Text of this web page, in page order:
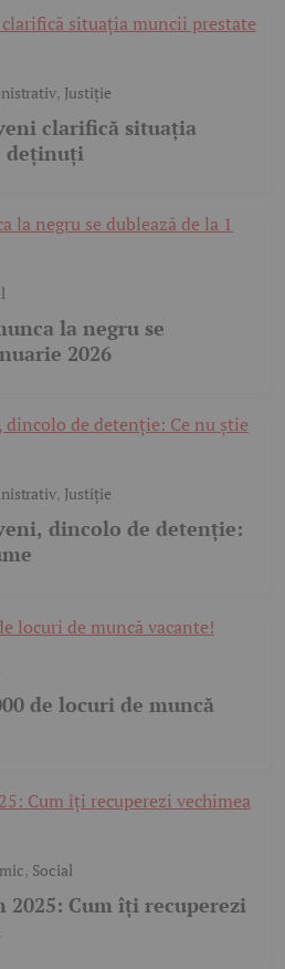
, Justiție
clarifică situația
deținuți
la negru se
2026
, Justiție
dincolo de detenție:
de locuri de muncă
, Social
2025: Cum îți recuperezi